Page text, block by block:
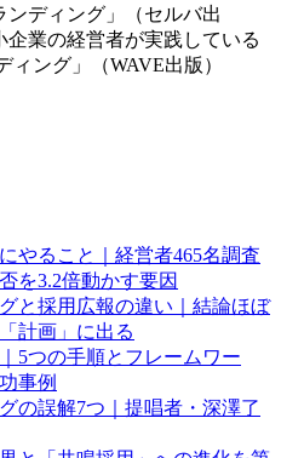
ディング」（セルバ出
業の経営者が実践している
ング」（WAVE出版）
やること｜経営者465名調査
を3.2倍動かす要因
と採用広報の違い｜結論ほぼ
計画」に出る
5つの手順とフレームワー
事例
の誤解7つ｜提唱者・深澤了